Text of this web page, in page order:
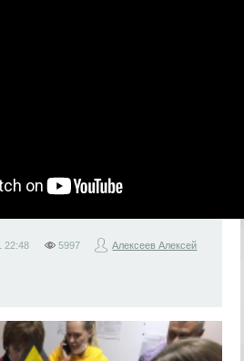
22:48 5997 Алексеев Алексей